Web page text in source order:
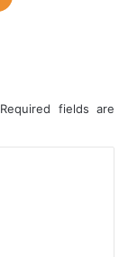
Required fields are